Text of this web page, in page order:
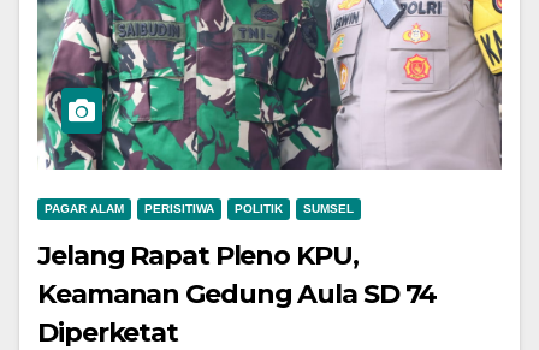
PAGAR ALAM PERISITIWA POLITIK SUMSEL
Jelang Rapat Pleno KPU,
Keamanan Gedung Aula SD 74
Diperketat